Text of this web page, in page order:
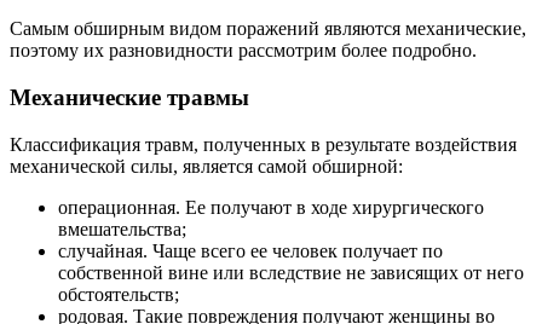
Самым обширным видом поражений являются механические,
поэтому их разновидности рассмотрим более подробно.
Механические травмы
Классификация травм, полученных в результате воздействия
механической силы, является самой обширной:
операционная. Ее получают в ходе хирургического
вмешательства;
случайная. Чаще всего ее человек получает по
собственной вине или вследствие не зависящих от него
обстоятельств;
родовая. Такие повреждения получают женщины во